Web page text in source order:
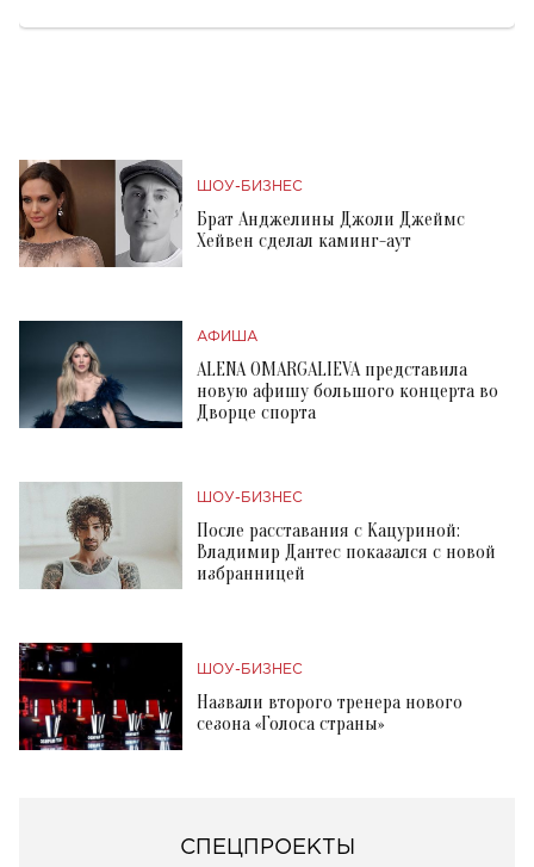
ШОУ-БИЗНЕС
Брат Анджелины Джоли Джеймс
Хейвен сделал каминг-аут
АФИША
ALENA OMARGALIEVA представила
новую афишу большого концерта во
Дворце спорта
ШОУ-БИЗНЕС
После расставания с Кацуриной:
Владимир Дантес показался с новой
избранницей
ШОУ-БИЗНЕС
Назвали второго тренера нового
сезона «Голоса страны»
СПЕЦПРОЕКТЫ